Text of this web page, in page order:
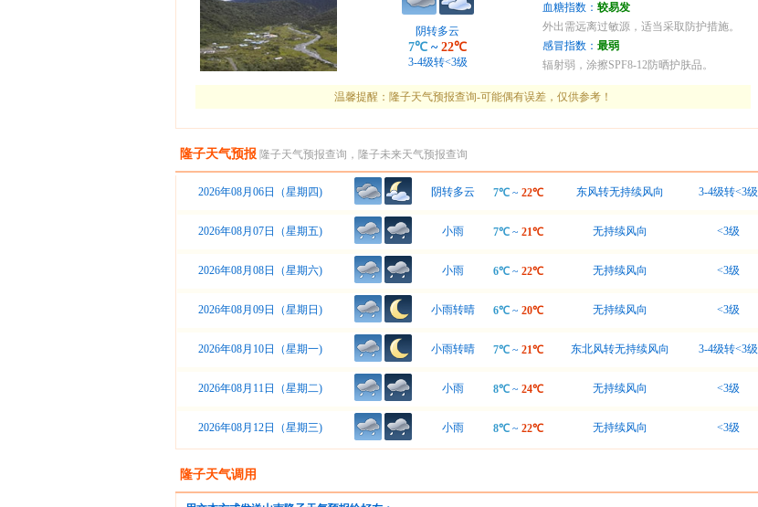
阴转多云
7℃ ~ 22℃
3-4级转<3级
血糖指数： 较易发
外出需远离过敏源，适当采取防护措施。
感冒指数： 最弱
辐射弱，涂擦SPF8-12防晒护肤品。
温馨提醒：隆子天气预报查询-可能偶有误差，仅供参考！
隆子天气预报 隆子天气预报查询，隆子未来天气预报查询
2026年08月06日（星期四) 阴转多云 7℃ ~ 22℃ 东风转无持续风向 3-4级转<3级
2026年08月07日（星期五) 小雨 7℃ ~ 21℃ 无持续风向 <3级
2026年08月08日（星期六) 小雨 6℃ ~ 22℃ 无持续风向 <3级
2026年08月09日（星期日) 小雨转晴 6℃ ~ 20℃ 无持续风向 <3级
2026年08月10日（星期一) 小雨转晴 7℃ ~ 21℃ 东北风转无持续风向 3-4级转<3级
2026年08月11日（星期二) 小雨 8℃ ~ 24℃ 无持续风向 <3级
2026年08月12日（星期三) 小雨 8℃ ~ 22℃ 无持续风向 <3级
隆子天气调用